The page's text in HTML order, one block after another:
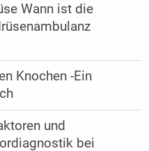
Wann ist die
Knochen -Ein
und
bei